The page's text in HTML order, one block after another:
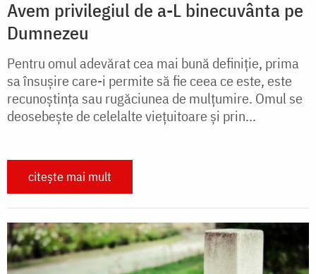
Avem privilegiul de a-L binecuvânta pe
Dumnezeu
Pentru omul adevărat cea mai bună definiție, prima
sa însușire care-i permite să fie ceea ce este, este
recunoștința sau rugăciunea de mulțumire. Omul se
deosebește de celelalte viețuitoare și prin...
citește mai mult